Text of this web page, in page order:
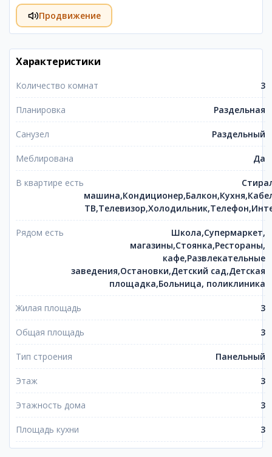
Продвижение
Характеристики
Количество комнат 3
Планировка Раздельная
Санузел Раздельный
Меблирована Да
В квартире есть
Рядом есть
Школа,Супермаркет,
магазины,Стоянка,Рестораны,
кафе,Развлекательные
заведения,Остановки,Детский сад,Детская
площадка,Больница, поликлиника
Жилая площадь 3
Общая площадь 3
Тип строения Панельный
Этаж 3
Этажность дома 3
Площадь кухни 3